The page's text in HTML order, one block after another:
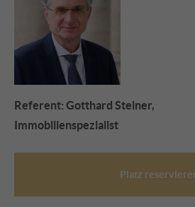
+44 1234 567 890
Drop us a line
info@yourdomain.com
About us
Lorem ipsum dolor sit amet,
parturient montes, nascetur
Referent: Gotthard Steiner,
Immobilienspezialist
Platz